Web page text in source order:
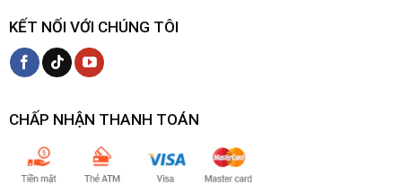
KẾT NỐI VỚI CHÚNG TÔI
CHẤP NHẬN THANH TOÁN